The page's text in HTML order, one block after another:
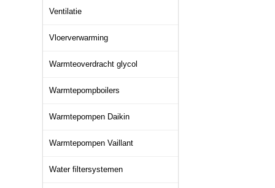
Ventilatie
Vloerverwarming
Warmteoverdracht glycol
Warmtepompboilers
Warmtepompen Daikin
Warmtepompen Vaillant
Water filtersystemen